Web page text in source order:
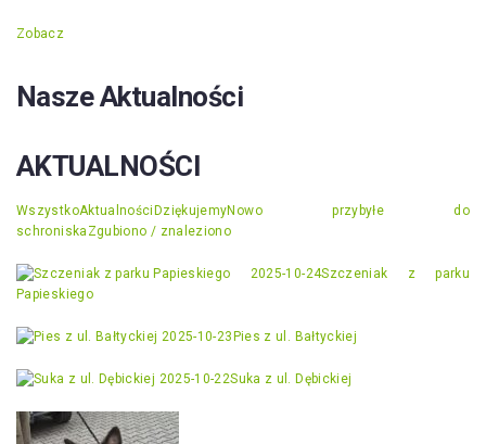
Zobacz
Nasze Aktualności
AKTUALNOŚCI
WszystkoAktualności DziękujemyNowo przybyłe do
schroniska Zgubiono / znaleziono
2025-10-24Szczeniak z parku
Papieskiego
2025-10-23 Pies z ul. Bałtyckiej
2025-10-22Suka z ul. Dębickiej